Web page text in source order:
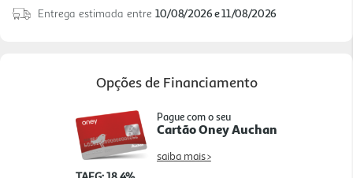
utilização mais prática e funcional. A função Auto
reforçam a comodidade e segurança no uso diário.
U ma opção completa para quem procura
desempenho, design elegante e maior conveniência
Entrega estimada entre 10/08/2026 e 11/08/2026
Opções de Financiamento
Pague com o seu
Cartão Oney Auchan
saiba mais >